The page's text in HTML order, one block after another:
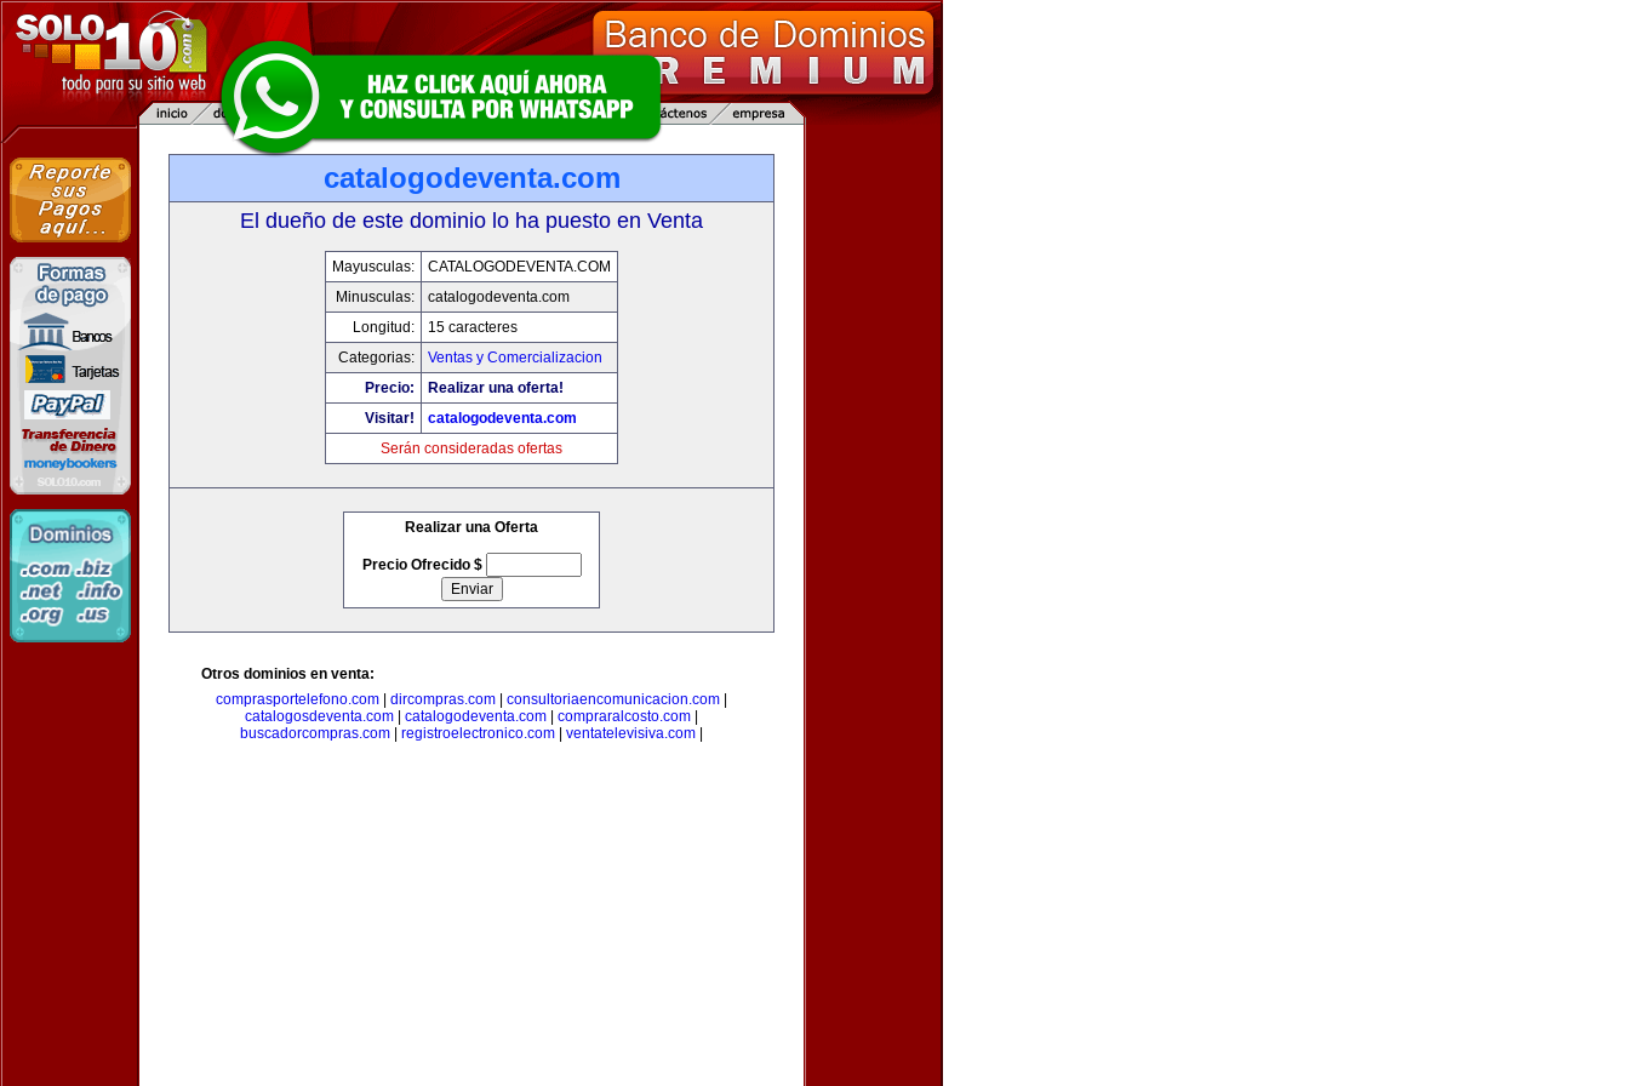
catalogodeventa.com
El dueño de este dominio lo ha puesto en Venta
Mayusculas:
CATALOGODEVENTA.COM
Minusculas:
catalogodeventa.com
Longitud:
15 caracteres
Categorias:
Ventas y Comercializacion
Precio:
Realizar una oferta!
Visitar!
catalogodeventa.com
Serán consideradas ofertas
Realizar una Oferta
Precio Ofrecido $
Otros dominios en venta:
comprasportelefono.com
dircompras.com consultoriaencomunicacion.com
catalogosdeventa.com
catalogodeventa.com compraralcosto.com
buscadorcompras.com
registroelectronico.com ventatelevisiva.com